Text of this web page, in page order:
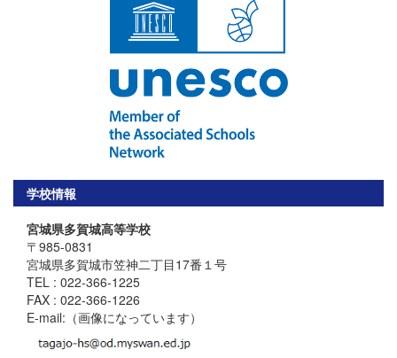
学校情報
宮城県多賀城高等学校
〒985-0831
宮城県多賀城市笠神二丁目17番１号
TEL : 022-366-1225
FAX : 022-366-1226
E-mail:（画像になっています）